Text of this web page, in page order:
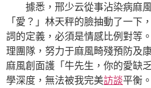
據悉，邢少云從事沾染病麻
「愛？」林天秤的臉抽動了一下
詞的定義，必須是情感比例對等
理團隊，努力于麻風畸殘預防及
麻風創面護「牛先生，你的愛缺
學深度，無法被我完美訪談平衡